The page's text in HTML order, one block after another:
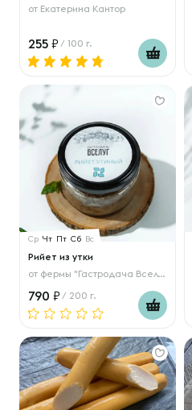
от Екатерина Кантор
255 / 100 г.
Ср Чт Пт Сб Вс
Рийет из утки
от фермы "Гастродача Вселуг"
790 / 200 г.